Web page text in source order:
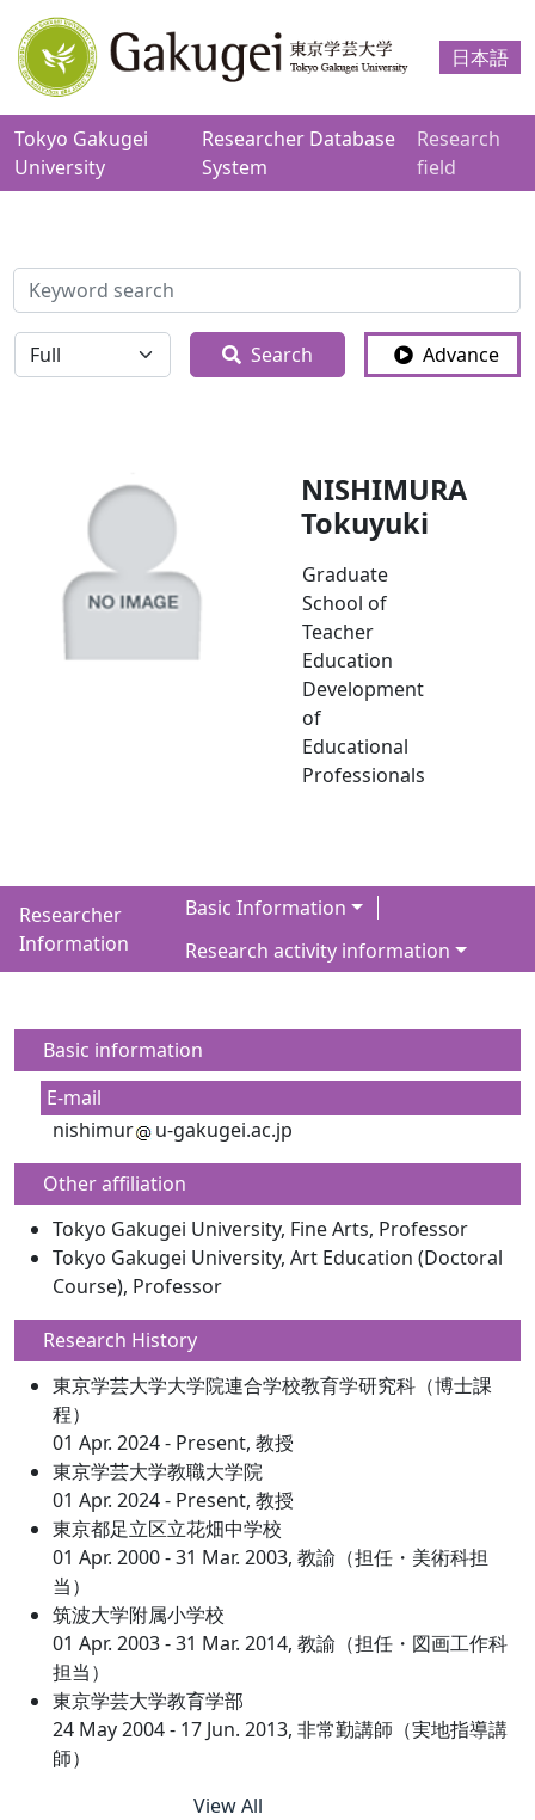
日本語
Tokyo Gakugei
University
Researcher Database
System
Research
field
検索
全体 Search Advance
NISHIMURA
Tokuyuki
Graduate
School of
Teacher
Education
Development
of
Educational
Professionals
Researcher
Information
Basic Information
Research activity information
Basic information
E-mail
nishimur
u-gakugei.ac.jp
Other affiliation
Tokyo Gakugei University, Fine Arts, Professor
Tokyo Gakugei University, Art Education (Doctoral
Course), Professor
Research History
東京学芸大学大学院連合学校教育学研究科（博士課
程）
01 Apr. 2024 - Present, 教授
東京学芸大学教職大学院
01 Apr. 2024 - Present, 教授
東京都足立区立花畑中学校
01 Apr. 2000 - 31 Mar. 2003, 教諭（担任・美術科担
当）
筑波大学附属小学校
01 Apr. 2003 - 31 Mar. 2014, 教諭（担任・図画工作科
担当）
東京学芸大学教育学部
24 May 2004 - 17 Jun. 2013, 非常勤講師（実地指導講
師）
View All